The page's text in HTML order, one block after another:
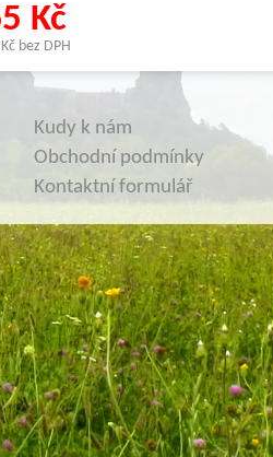
Kč
bez DPH
Kudy k nám
Obchodní podmínky
Kontaktní formulář